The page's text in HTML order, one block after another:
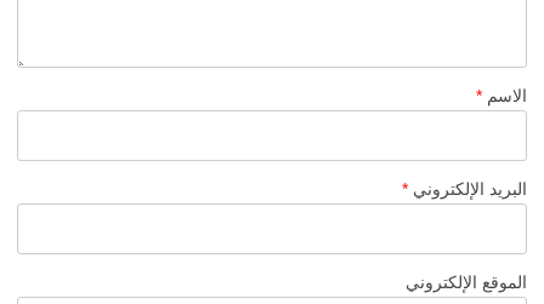
الاسم *
البريد الإلكتروني *
الموقع الإلكتروني